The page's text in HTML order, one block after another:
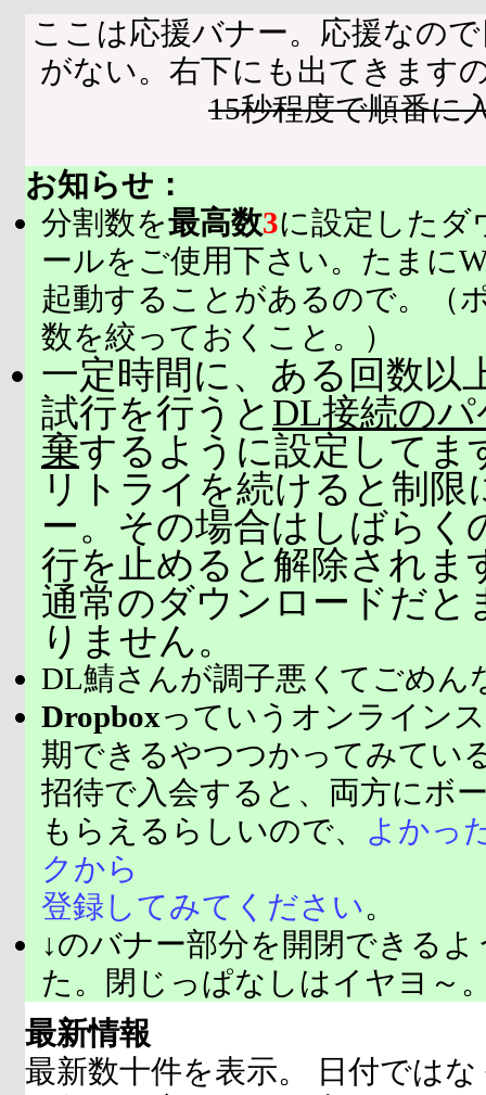
ここは応援バナー。応援なの
がない。右下にも出てきます
15秒程度で順番に
お知らせ：
分割数を最高数3に設定したダ
ールをご使用下さい。たまに
起動することがあるので。（
数を絞っておくこと。）
一定時間に、ある回数以
試行を行うと DL接続の
棄するように設定してま
リトライを続けると制限
ー。その場合はしばらく
行を止めると解除されま
通常のダウンロードだと
りません。
DL鯖さんが調子悪くてごめん
Dropboxっていうオンライン
期できるやつつかってみてい
招待で入会すると、両方にボ
もらえるらしいので、
よかっ
クから
登録してみてください。
↓のバナー部分を開閉できる
た。閉じっぱなしはイヤヨ～
最新情報
最新数十件を表示。 日付では